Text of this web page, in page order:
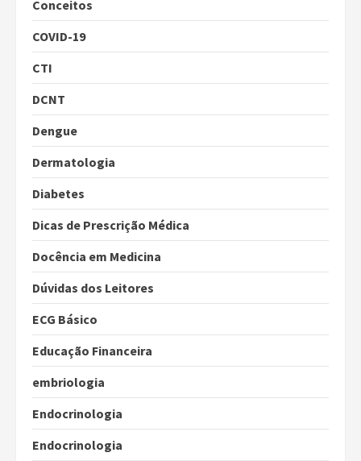
Conceitos
COVID-19
CTI
DCNT
Dengue
Dermatologia
Diabetes
Dicas de Prescrição Médica
Docência em Medicina
Dúvidas dos Leitores
ECG Básico
Educação Financeira
embriologia
Endocrinologia
Endocrinologia